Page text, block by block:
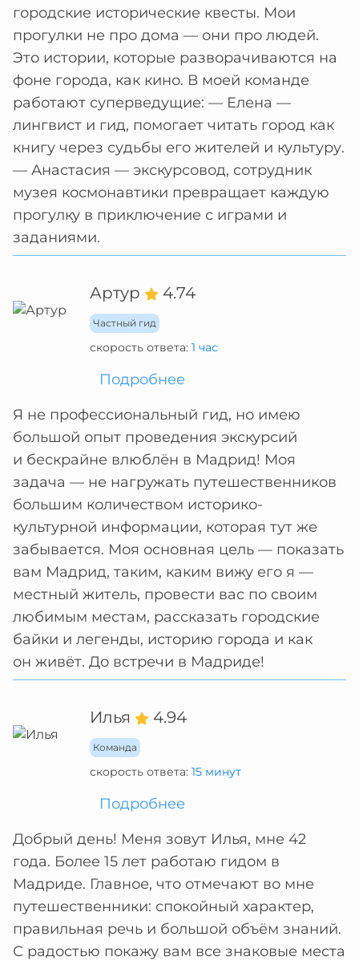
городские исторические квесты. Мои
прогулки не про дома — они про людей.
Это истории, которые разворачиваются на
фоне города, как кино. В моей команде
работают суперведущие: — Елена —
лингвист и гид, помогает читать город как
книгу через судьбы его жителей и культуру.
— Анастасия — экскурсовод, сотрудник
музея космонавтики превращает каждую
прогулку в приключение с играми и
заданиями.
Артур 4.74
Частный гид
скорость ответа: 1 час
Подробнее
Я не профессиональный гид, но имею
большой опыт проведения экскурсий
и бескрайне влюблён в Мадрид! Моя
задача — не нагружать путешественников
большим количеством историко-
культурной информации, которая тут же
забывается. Моя основная цель — показать
вам Мадрид, таким, каким вижу его я —
местный житель, провести вас по своим
любимым местам, рассказать городские
байки и легенды, историю города и как
он живёт. До встречи в Мадриде!
Илья 4.94
Команда
скорость ответа: 15 минут
Подробнее
Добрый день! Меня зовут Илья, мне 42
года. Более 15 лет работаю гидом в
Мадриде. Главное, что отмечают во мне
путешественники: спокойный характер,
правильная речь и большой объём знаний.
С радостью покажу вам все знаковые места